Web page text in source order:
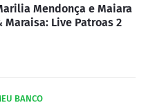
Mendonça e Maiara
Maraisa: Live Patroas 2
BANCO